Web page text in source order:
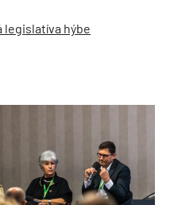
legislatíva hýbe